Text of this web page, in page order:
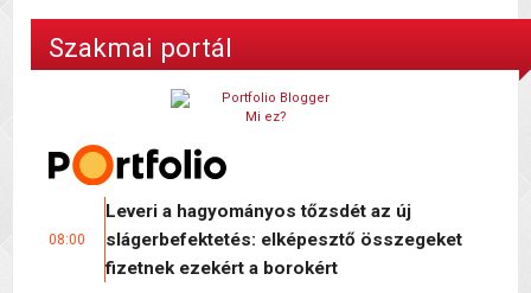
Szakmai portál
Mi ez?
08:00
Leveri a hagyományos tőzsdét az új
slágerbefektetés: elképesztő összegeket
fizetnek ezekért a borokért